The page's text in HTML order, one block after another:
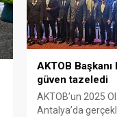
AKTOB Başkanı
güven tazeledi
AKTOB’un 2025
Antalya’da